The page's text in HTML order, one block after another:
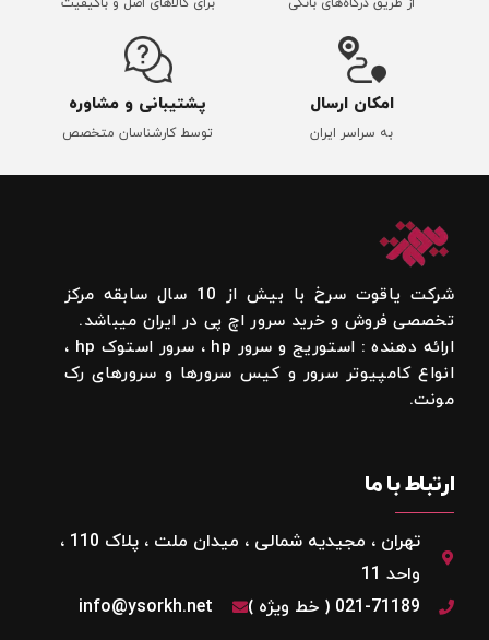
امکان ارسال
به سراسر ایران
پشتیبانی و مشاوره
توسط کارشناسان متخصص
شرکت یاقوت سرخ با بیش از 10 سال سابقه مرکز
تخصصی فروش و خرید سرور اچ پی در ایران میباشد.
ارائه دهنده : استوریج و سرور hp ، سرور استوک hp ،
انواع کامپیوتر سرور و کیس سرورها و سرورهای رک
مونت.
ارتباط با ما
تهران ، مجیدیه شمالی ، میدان ملت ، پلاک 110 ،
واحد 11
021-71189 ( خط ویژه )
info@ysorkh.net